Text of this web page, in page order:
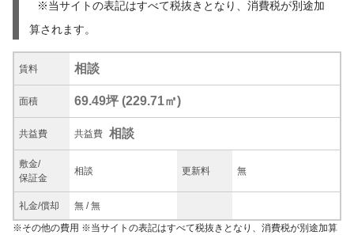
※当サイトの表記はすべて税抜きとなり、消費税が別途加
算されます。
賃料 相談
面積 69.49坪 (229.71㎡)
共益費 共益費 相談
敷金/
保証金
相談 更新料 無
礼金/償却 無 /無
※その他の費用 ※当サイトの表記はすべて税抜きとなり、消費税が別途加算